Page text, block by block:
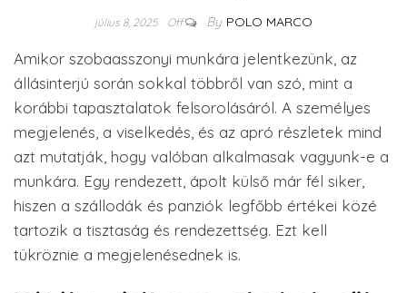
július 8, 2025 Off By POLO MARCO
Amikor szobaasszonyi munkára jelentkezünk, az
állásinterjú során sokkal többről van szó, mint a
korábbi tapasztalatok felsorolásáról. A személyes
megjelenés, a viselkedés, és az apró részletek mind
azt mutatják, hogy valóban alkalmasak vagyunk-e a
munkára. Egy rendezett, ápolt külső már fél siker,
hiszen a szállodák és panziók legfőbb értékei közé
tartozik a tisztaság és rendezettség. Ezt kell
tükröznie a megjelenésednek is.